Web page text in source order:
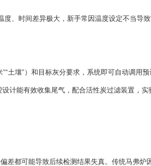
时间差异极大，新手常因温度设定不当导致
土壤”）和目标灰分要求，系统即可自动调用
计能有效收集尾气，配合活性炭过滤装置，
都可能导致后续检测结果失真。传统马弗